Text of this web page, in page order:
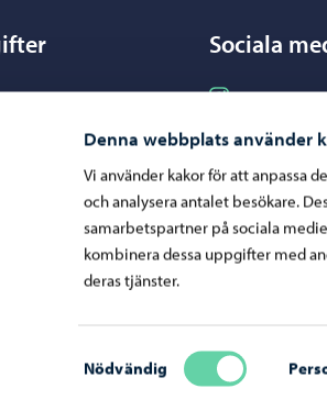
Denna webbplats använder
Vi använder kakor för att anpassa
och analysera antalet besökare.
samarbetspartner på sociala
kombinera dessa uppgifter med
deras tjänster.
Nödvändig
020 692 250
(ePorvoo)
Sociala
Följ på
Instagram
Följ på
Facebook
Följ på
LinkedIn
Följ påYouTube
Dela på
WhatsApp